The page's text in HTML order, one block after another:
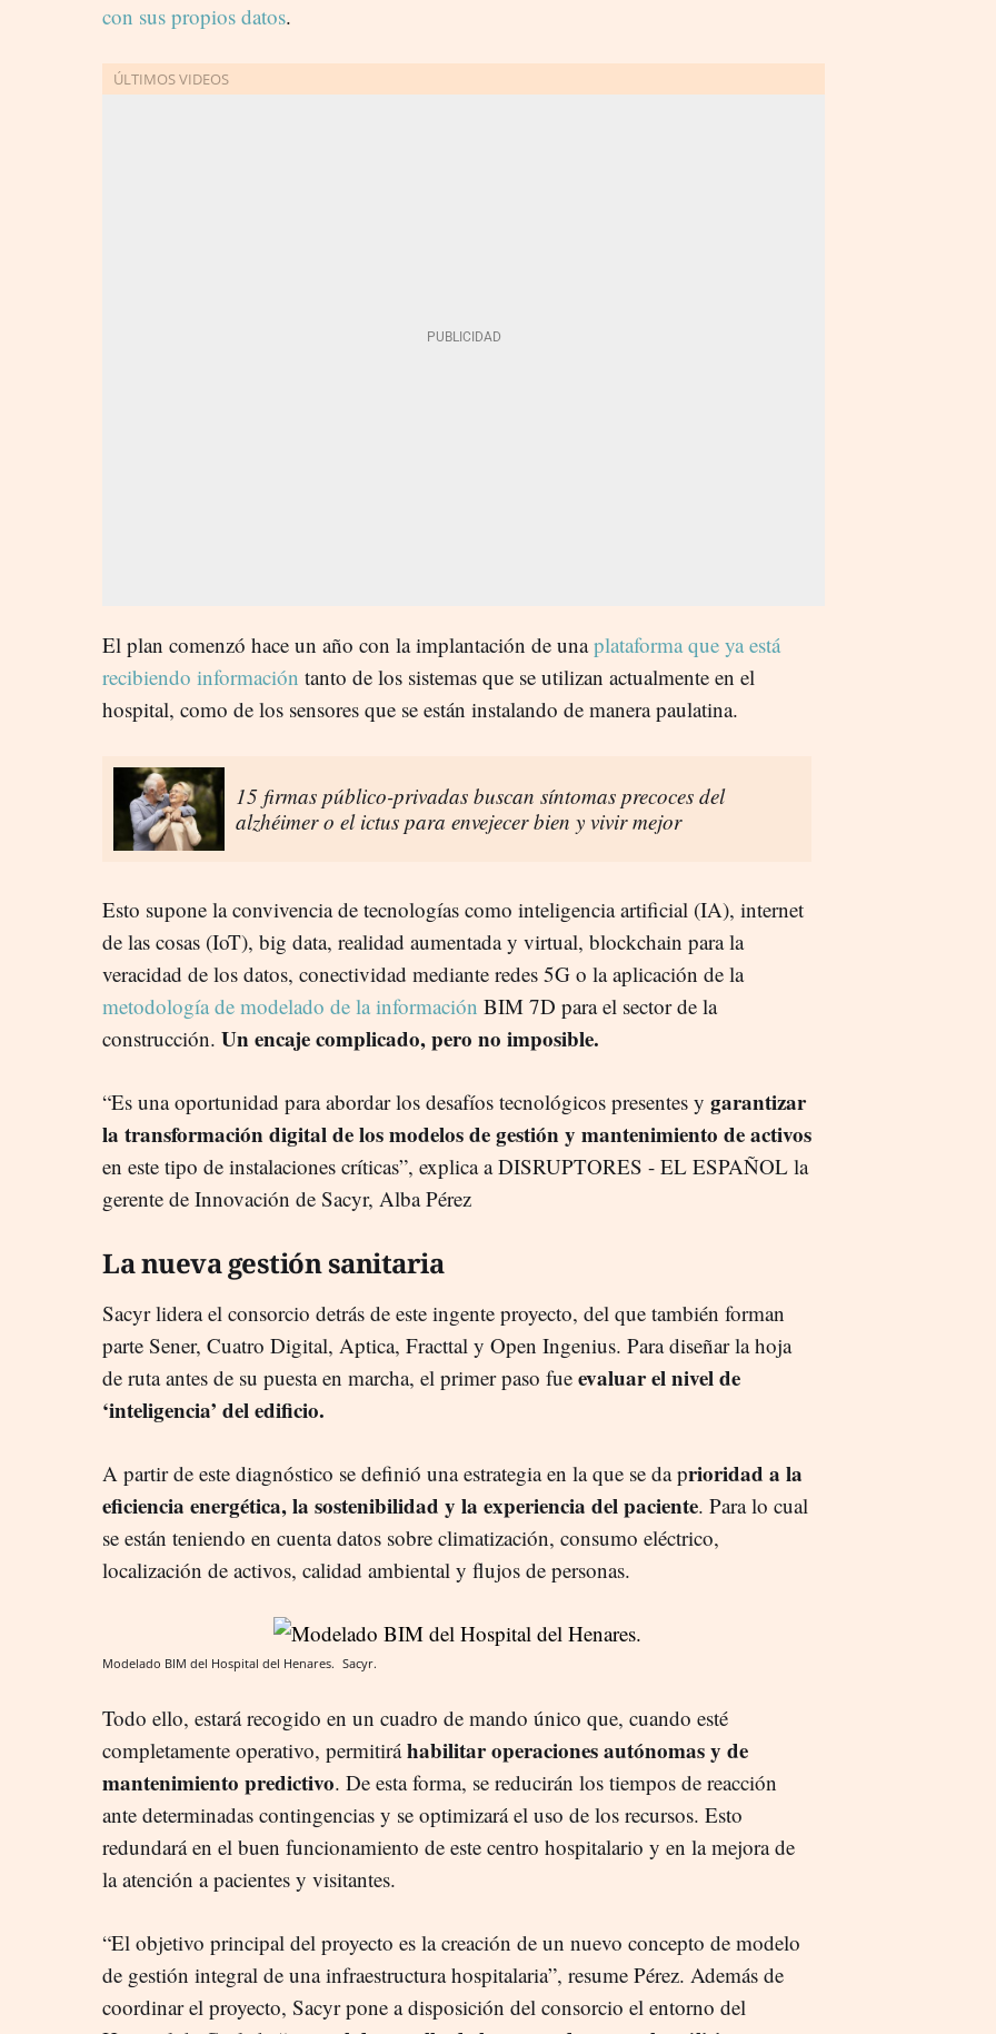
con sus propios datos.
El plan comenzó hace un año con la implantación de unaplataforma que ya está
recibiendo información tanto de los sistemas que se utilizan actualmente en el
hospital, como de los sensores que se están instalando de manera paulatina.
15 firmas público-privadas buscan síntomas precoces del
alzhéimer o el ictus para envejecer bien y vivir mejor
Esto supone la convivencia de tecnologías como inteligencia artificial (IA), internet
de las cosas (IoT), big data, realidad aumentada y virtual, blockchain para la
veracidad de los datos, conectividad mediante redes 5G o la aplicación de la
metodología de modelado de la información BIM 7D para el sector de la
construcción. Un encaje complicado, pero no imposible.
“Es una oportunidad para abordar los desafíos tecnológicos presentes y garantizar
la transformación digital de los modelos de gestión y mantenimiento de activos
en este tipo de instalaciones críticas”, explica a DISRUPTORES - EL ESPAÑOL la
gerente de Innovación de Sacyr, Alba Pérez
La nueva gestión sanitaria
Sacyr lidera el consorcio detrás de este ingente proyecto, del que también forman
parte Sener, Cuatro Digital, Aptica, Fracttal y Open Ingenius. Para diseñar la hoja
de ruta antes de su puesta en marcha, el primer paso fue evaluar el nivel de
‘inteligencia’ del edificio.
A partir de este diagnóstico se definió una estrategia en la que se da prioridad a la
eficiencia energética, la sostenibilidad y la experiencia del paciente. Para lo cual
se están teniendo en cuenta datos sobre climatización, consumo eléctrico,
localización de activos, calidad ambiental y flujos de personas.
Modelado BIM del Hospital del Henares. Sacyr.
Todo ello, estará recogido en un cuadro de mando único que, cuando esté
completamente operativo, permitiráhabilitar operaciones autónomas y de
mantenimiento predictivo. De esta forma, se reducirán los tiempos de reacción
ante determinadas contingencias y se optimizará el uso de los recursos. Esto
redundará en el buen funcionamiento de este centro hospitalario y en la mejora de
la atención a pacientes y visitantes.
“El objetivo principal del proyecto es la creación de un nuevo concepto de modelo
de gestión integral de una infraestructura hospitalaria”, resume Pérez. Además de
coordinar el proyecto, Sacyr pone a disposición del consorcio el entorno del